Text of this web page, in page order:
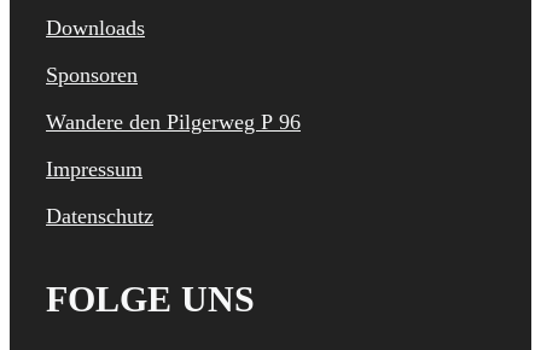
Downloads
Sponsoren
Wandere den Pilgerweg P 96
Impressum
Datenschutz
FOLGE UNS